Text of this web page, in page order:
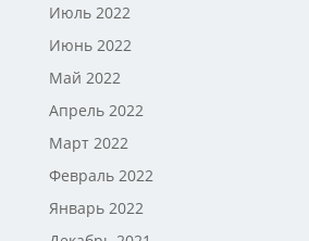
Июль 2022
Июнь 2022
Май 2022
Апрель 2022
Март 2022
Февраль 2022
Январь 2022